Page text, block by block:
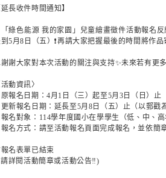
長收件時間通知】
綠色能源 我的家園」兒童繪畫徵件活動報名
5月8日（五）❗再請大家把握最後的時間將作品
謝大家對本次活動的關注與支持✨未來若有更
動資訊〉
報名日期：4月1日（三）起至5月3日（日）止
新報名日期：延長至5月8日（五）止（以郵戳
名對象：114學年度國小在學學生（低、中、高
名方式：請至活動報名頁面完成報名，並依簡
名表單已結束
詳閱活動簡章或活動公告‼️)